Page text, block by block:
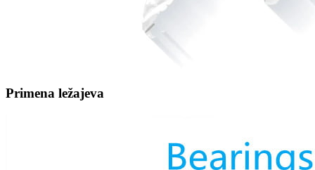
Primena ležajeva